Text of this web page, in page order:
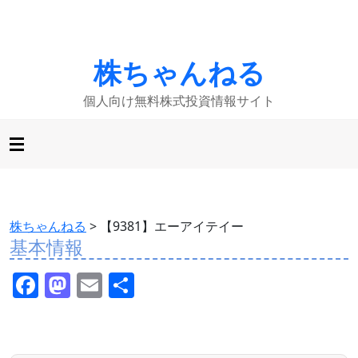
株ちゃんねる
個人向け無料株式投資情報サイト
株ちゃんねる > 【9381】エーアイテイー
基本情報
F M E